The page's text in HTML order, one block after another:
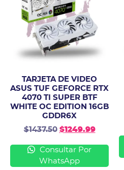
TARJETA DE VIDEO
ASUS TUF GEFORCE RTX
4070 TI SUPER BTF
WHITE OC EDITION 16GB
GDDR6X
$1437.50 $1249.99
Consultar Por
WhatsApp